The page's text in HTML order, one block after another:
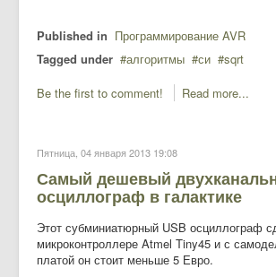
Published in Программирование AVR
Tagged under
алгоритмы си
sqrt
Be the first to comment!
Read more...
Пятница, 04 января 2013 19:08
Самый дешевый
осциллограф в галактике
Этот субминиатюрный USB осциллограф
микроконтроллере Atmel Tiny45 и с
платой он стоит меньше 5 Евро.